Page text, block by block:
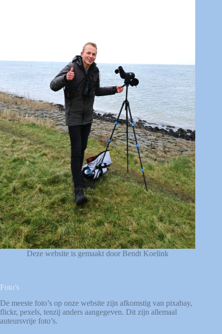
Deze website is gemaakt door Bendt Koelink
Foto’s
De meeste foto’s op onze website zijn afkomstig van pixabay,
flickr, pexels, tenzij anders aangegeven. Dit zijn allemaal
auteursvrije foto’s.